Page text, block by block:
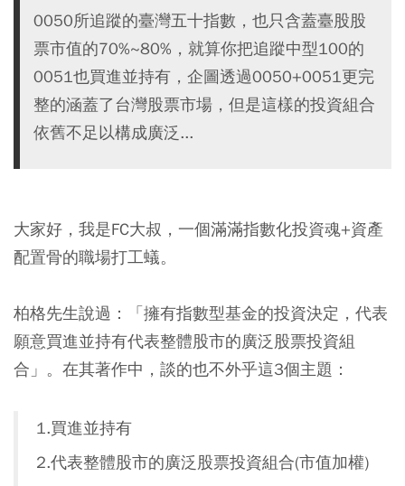
0050所追蹤的臺灣五十指數，也只含蓋臺股股
票市值的70%~80%，就算你把追蹤中型100的
0051也買進並持有，企圖透過0050+0051更完
整的涵蓋了台灣股票市場，但是這樣的投資組合
依舊不足以構成廣泛...
大家好，我是FC大叔，一個滿滿指數化投資魂+資產
配置骨的職場打工蟻。
柏格先生說過：「擁有指數型基金的投資決定，代表
願意買進並持有代表整體股市的廣泛股票投資組
合」。在其著作中，談的也不外乎這3個主題：
1.買進並持有
2.代表整體股市的廣泛股票投資組合(市值加權)